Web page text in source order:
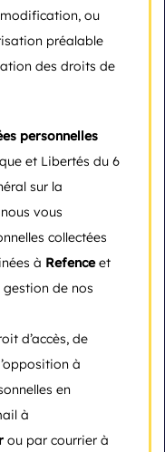
ou
préalable
des droits de
personnelles
et Libertés du 6
sur la
vous
collectées
à Refenceet
de nos
d’accès, de
à
en
à
ou par courrier à